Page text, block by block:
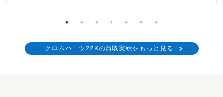
クロムハーツ22Kの買取実績をもっと見る